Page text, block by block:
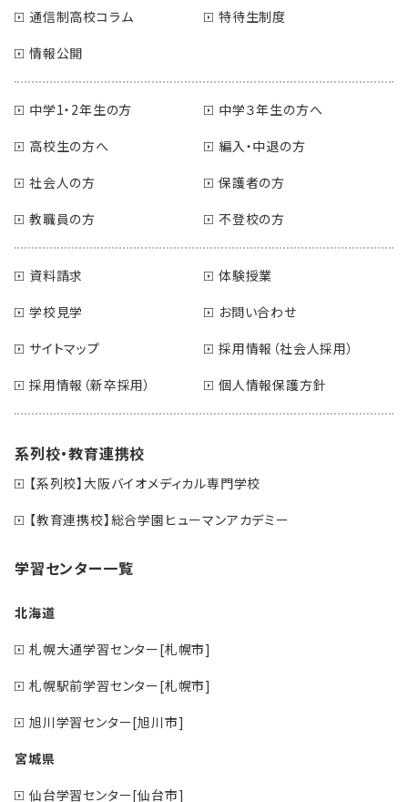
通信制高校コラム
特待生制度
情報公開
中学1・2年生の方
中学３年生の方へ
高校生の方へ
編入・中退の方
社会人の方
保護者の方
教職員の方
不登校の方
資料請求
体験授業
学校見学
お問い合わせ
サイトマップ
採用情報（社会人採用）
採用情報（新卒採用）
個人情報保護方針
系列校・教育連携校
【系列校】大阪バイオメディカル専門学校
【教育連携校】総合学園ヒューマンアカデミー
学習センター一覧
北海道
札幌大通学習センター[札幌市]
札幌駅前学習センター[札幌市]
旭川学習センター[旭川市]
宮城県
仙台学習センター[仙台市]